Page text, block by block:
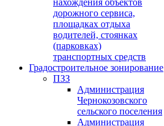
нахождения объектов
дорожного сервиса,
площадках отдыха
водителей, стоянках
(парковках)
транспортных средств
Градостроительное зонирование
ПЗЗ
Администрация
Чернокозовского
сельского поселения
Администрация